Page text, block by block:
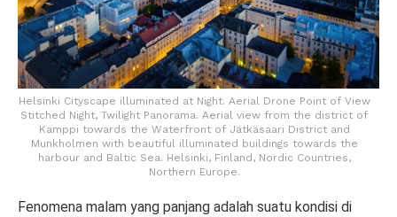
Helsinki Cityscape illuminated at Night. Aerial Drone Point of View
Stitched Night, Twilight Panorama. Aerial view from the district of
Kamppi towards the Waterfront of Jätkäsaari District and
Munkholmen with beautiful illuminated buildings towards the
harbour and Baltic Sea. Helsinki, Finland, Nordic Countries,
Northern Europe.
Fenomena malam yang panjang adalah suatu kondisi di